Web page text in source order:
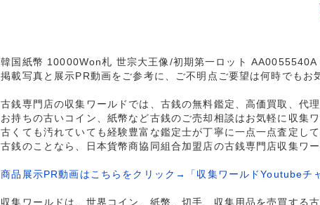
韓国紙幣 10000Won札 世宗大王像/初期第一ロット AA0055540A
掲載写真と展示PR動画をご参考に、ご不明点ご要望は何時でもお
古銭専門店の収集ワールドでは、古銭の無料鑑定、高価買取、代
お持ちの古いコイン、紙幣など古銭のご売却相談はお気軽に収集
古くても汚れていても経験豊富な鑑定士が丁寧に一点一点査定し
古銭のことなら、日本貨幣商協同組合加盟店の古銭専門店収集ワ
商品展示PR動画はこちらをクリック→「収集ワールドYoutubeチ
収集ワールドは、世界コイン、紙幣、切手、収集用品を売買する古